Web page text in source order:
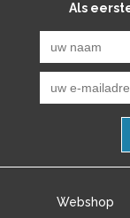
Als
Webshop